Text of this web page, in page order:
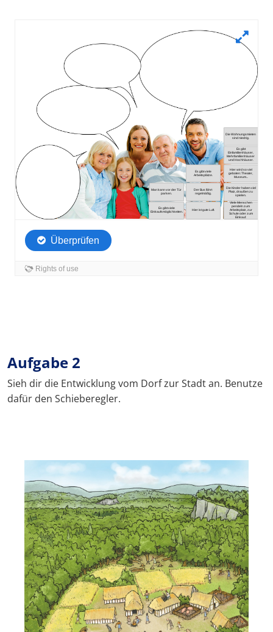
Aufgabe 2
Sieh dir die Entwicklung vom Dorf zur Stadt an. Benutze
dafür den Schieberegler.